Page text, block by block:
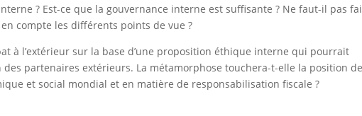
? Est-ce que la gouvernance interne est suffisante ? Ne faut-il pas
compte les différents points de vue ?
à l’extérieur sur la base d’une proposition éthique interne qui pourrait
partenaires extérieurs. La métamorphose touchera-t-elle la position
et social mondial et en matière de responsabilisation fiscale ?